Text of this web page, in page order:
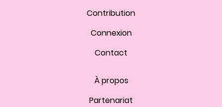
Contribution
Connexion
Contact
À propos
Partenariat